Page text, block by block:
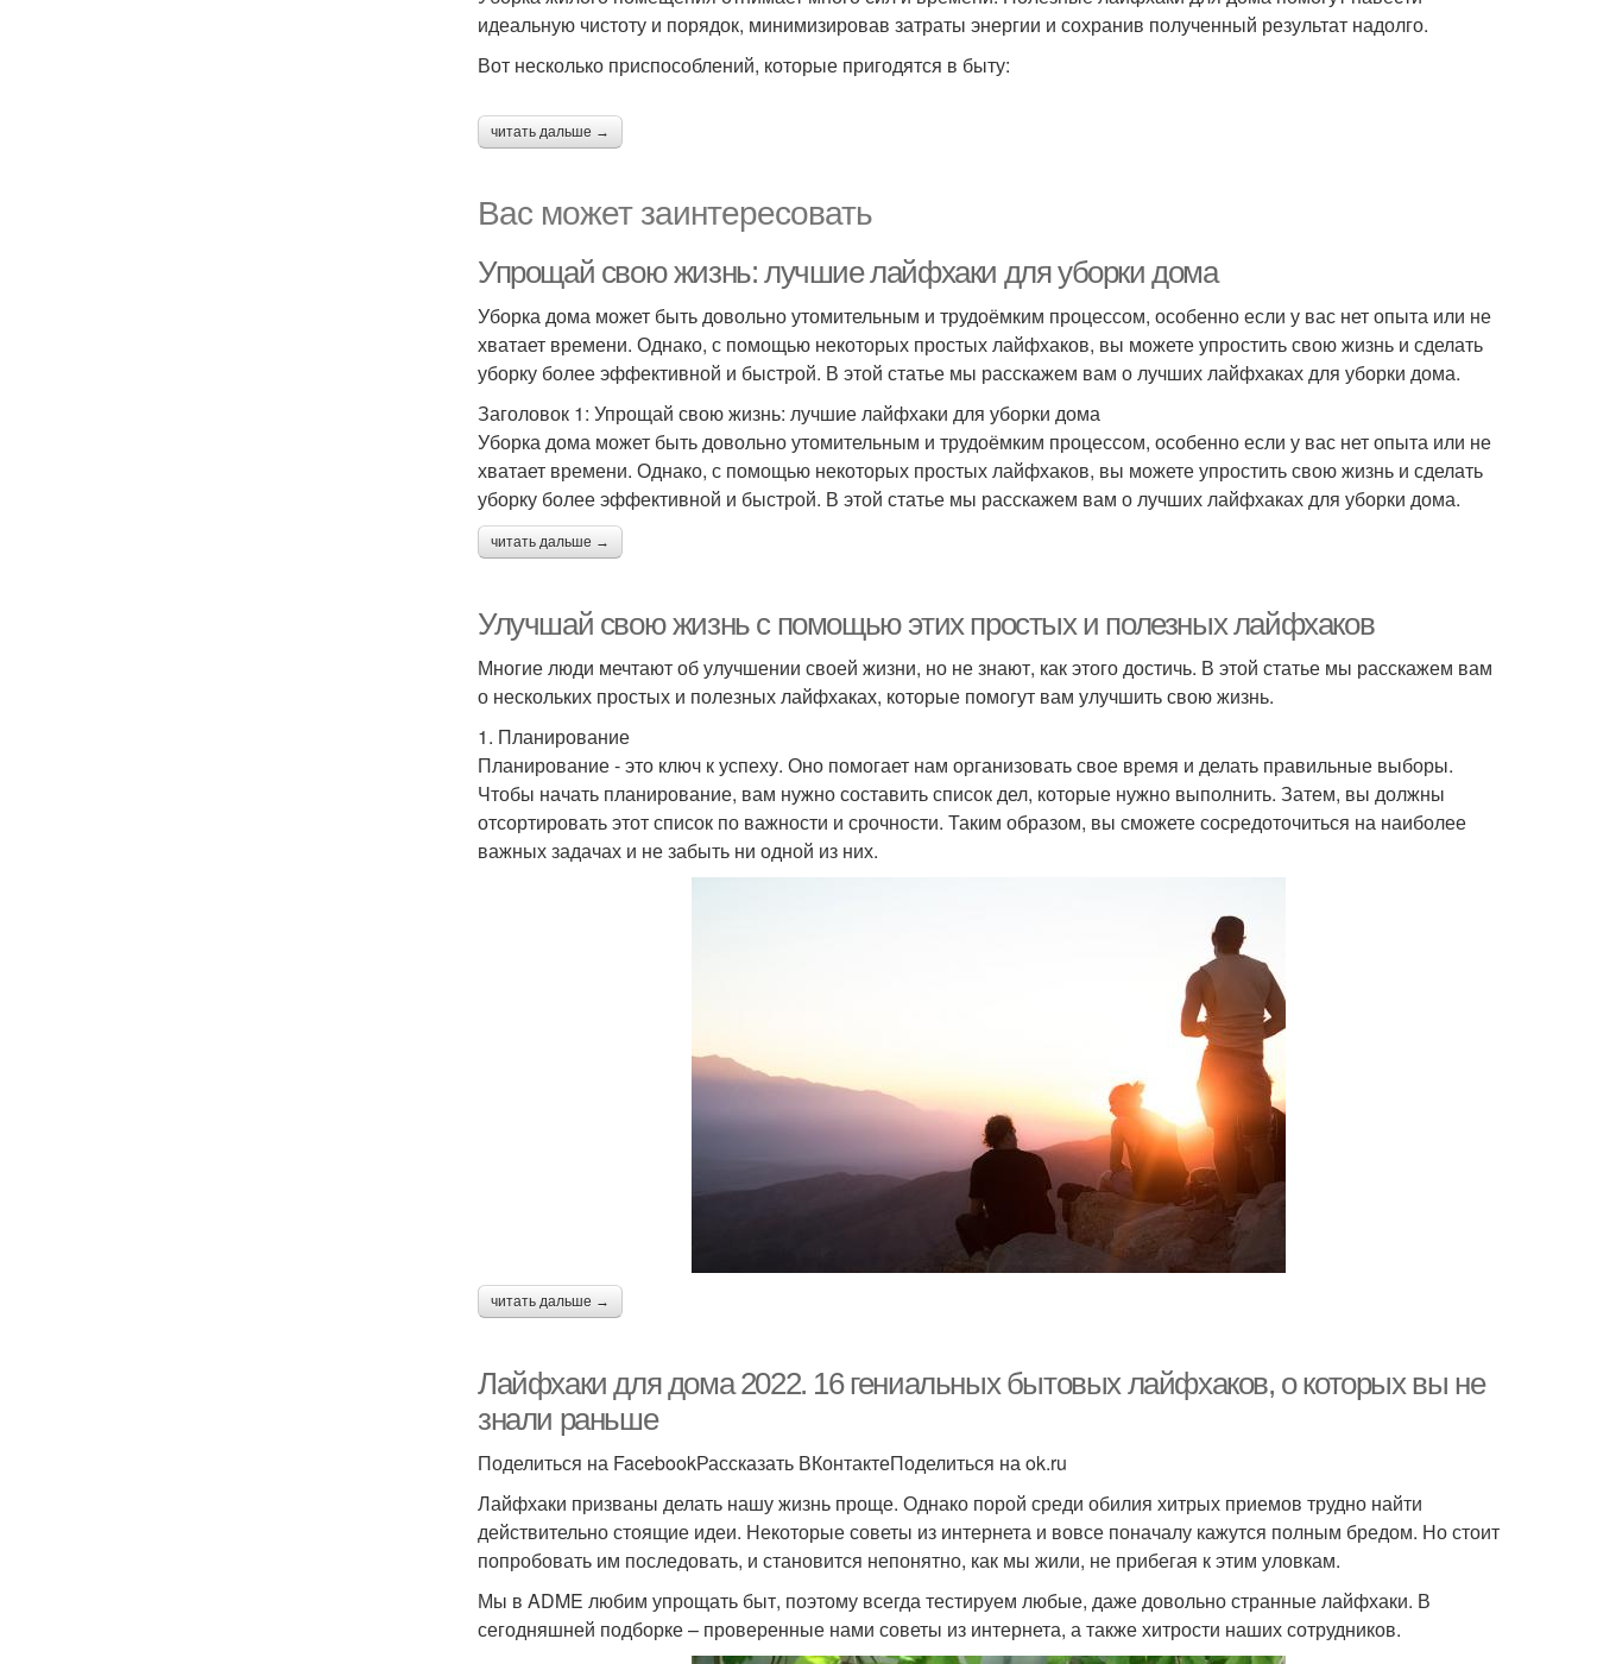
идеальную чистоту и порядок, минимизировав затраты энергии и сохранив полученный результат надолго.
Вот несколько приспособлений, которые пригодятся в быту:
читать дальше →
Вас может заинтересовать
Упрощай свою жизнь: лучшие лайфхаки для уборки дома
Уборка дома может быть довольно утомительным и трудоёмким процессом, особенно если у вас нет опыта или не
хватает времени. Однако, с помощью некоторых простых лайфхаков, вы можете упростить свою жизнь и сделать
уборку более эффективной и быстрой. В этой статье мы расскажем вам о лучших лайфхаках для уборки дома.
Заголовок 1: Упрощай свою жизнь: лучшие лайфхаки для уборки дома
Уборка дома может быть довольно утомительным и трудоёмким процессом, особенно если у вас нет опыта или не
хватает времени. Однако, с помощью некоторых простых лайфхаков, вы можете упростить свою жизнь и сделать
уборку более эффективной и быстрой. В этой статье мы расскажем вам о лучших лайфхаках для уборки дома.
читать дальше →
Улучшай свою жизнь с помощью этих простых и полезных лайфхаков
Многие люди мечтают об улучшении своей жизни, но не знают, как этого достичь. В этой статье мы расскажем вам
о нескольких простых и полезных лайфхаках, которые помогут вам улучшить свою жизнь.
1. Планирование
Планирование - это ключ к успеху. Оно помогает нам организовать свое время и делать правильные выборы.
Чтобы начать планирование, вам нужно составить список дел, которые нужно выполнить. Затем, вы должны
отсортировать этот список по важности и срочности. Таким образом, вы сможете сосредоточиться на наиболее
важных задачах и не забыть ни одной из них.
читать дальше →
Лайфхаки для дома 2022. 16 гениальных бытовых лайфхаков, о которых вы не
знали раньше
Поделиться на FacebookРассказать ВКонтактеПоделиться на ok.ru
Лайфхаки призваны делать нашу жизнь проще. Однако порой среди обилия хитрых приемов трудно найти
действительно стоящие идеи. Некоторые советы из интернета и вовсе поначалу кажутся полным бредом. Но стоит
попробовать им последовать, и становится непонятно, как мы жили, не прибегая к этим уловкам.
Мы в ADME любим упрощать быт, поэтому всегда тестируем любые, даже довольно странные лайфхаки. В
сегодняшней подборке – проверенные нами советы из интернета, а также хитрости наших сотрудников.